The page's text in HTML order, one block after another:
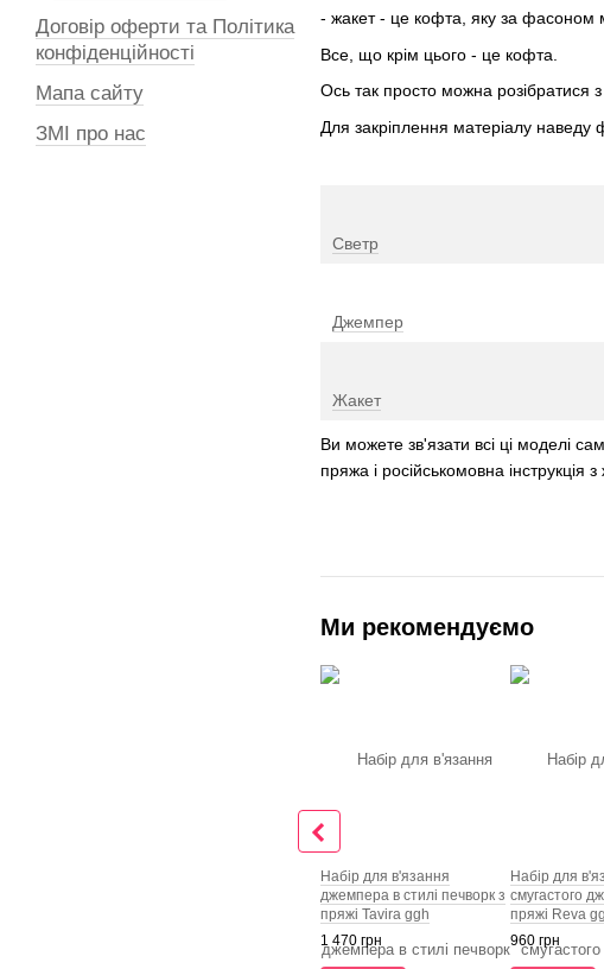
- жакет - це кофта, яку за фасоном
Все, що крім цього - це кофта.
Ось так просто можна розібратися
Для закріплення матеріалу
Светр
Джемпер
Жакет
Ви можете зв'язати всі ці моделі
пряжа і російськомовна інструкція
Ми рекомендуємо
Набір для в'язання
джемпера в стилі печворк з
пряжі Tavira ggh
1 470 грн
Набір для
смугастого
пряжі Reva
960 грн
Договір оферти та Політика
конфіденційності
Мапа сайту
ЗМІ про нас